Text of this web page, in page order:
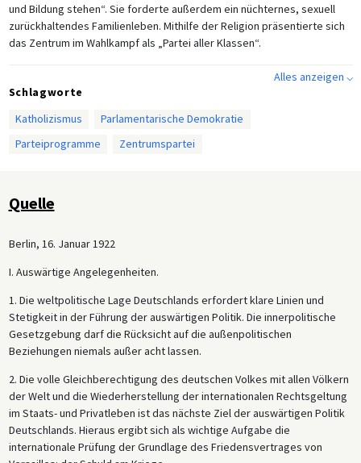
und Bildung stehen“. Sie forderte außerdem ein nüchternes, sexuell
zurückhaltendes Familienleben. Mithilfe der Religion präsentierte sich
das Zentrum im Wahlkampf als „Partei aller Klassen“.
Alles anzeigen ⌵
Schlagworte
Katholizismus
Parlamentarische Demokratie
Parteiprogramme
Zentrumspartei
Quelle
Berlin, 16. Januar 1922
I. Auswärtige Angelegenheiten.
1. Die weltpolitische Lage Deutschlands erfordert klare Linien und
Stetigkeit in der Führung der auswärtigen Politik. Die innerpolitische
Gesetzgebung darf die Rücksicht auf die außenpolitischen
Beziehungen niemals außer acht lassen.
2. Die volle Gleichberechtigung des deutschen Volkes mit allen Völkern
der Welt und die Wiederherstellung der internationalen Rechtsgeltung
im Staats- und Privatleben ist das nächste Ziel der auswärtigen Politik
Deutschlands. Hieraus ergibt sich als wichtige Aufgabe die
internationale Prüfung der Grundlage des Friedensvertrages von